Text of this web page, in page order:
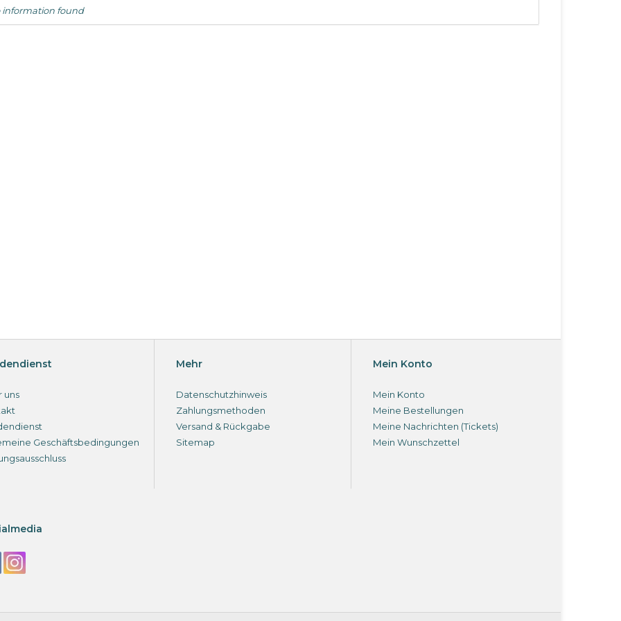
information found
uns
Geschäftsbedingungen
Mehr
Datenschutzhinweis
Zahlungsmethoden
Versand & Rückgabe
Sitemap
Mein Konto
Mein Konto
Meine Bestellungen
Meine Nachrichten (Tickets)
Mein Wunschzettel